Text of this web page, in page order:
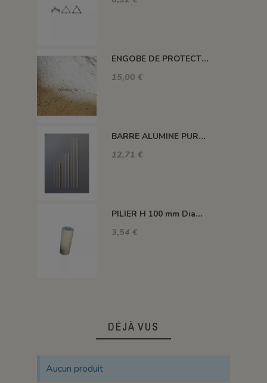
ENGOBE DE PROTECTION POUR LES PLAQUES
15,00 €
BARRE ALUMINE PURE 1400°C L200 X 2 MM
12,71 €
PILIER H 100 mm Diam.43 mm 1350°C
3,54 €
DÉJÀ VUS
Aucun produit